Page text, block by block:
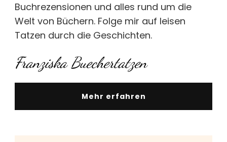
Buchrezensionen und alles rund um die
Welt von Büchern. Folge mir auf leisen
Tatzen durch die Geschichten.
Franziska Buechertatzen
Mehr erfahren